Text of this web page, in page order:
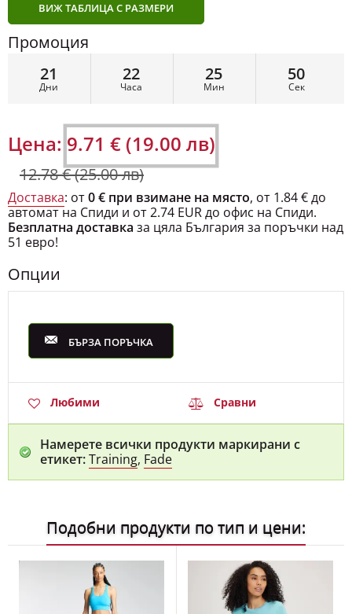
ВИЖ ТАБЛИЦА С РАЗМЕРИ
Промоция
21
Дни
22
Часа
25
Мин
50
Сек
Цена: 9.71 € (19.00 лв)
12.78 € (25.00 лв)
Доставка: от0 € при взимане на място, от 1.84 € до
автомат на Спиди и от 2.74 EUR до офис на Спиди.
Безплатна доставка за цяла България за поръчки над
51 евро!
Опции
БЪРЗА ПОРЪЧКА
Любими Сравни
Намерете всички продукти маркирани с
етикет:Training, Fade
Подобни продукти по тип и цени: